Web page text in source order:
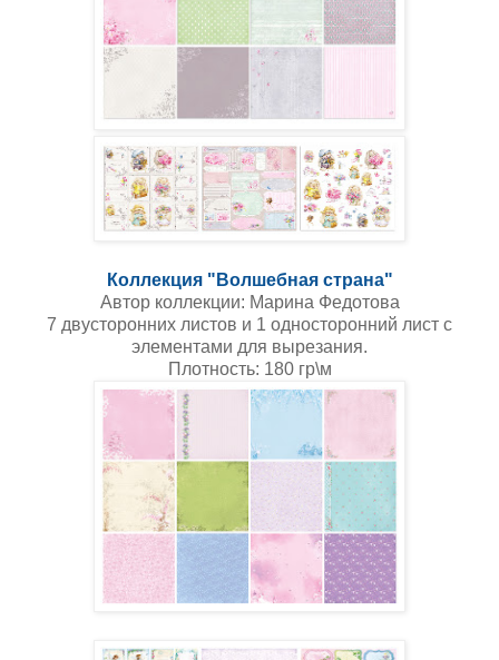
Коллекция "Волшебная страна"
Автор коллекции: Марина Федотова
7 двусторонних листов и 1 односторонний лист с
элементами для вырезания.
Плотность: 180 гр\м